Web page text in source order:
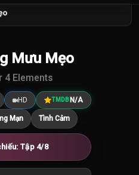
7.5/10
Mưu Mẹo
4 Elements
HD TMDB N/A
Mạn Tình Cảm
Tập 4/8